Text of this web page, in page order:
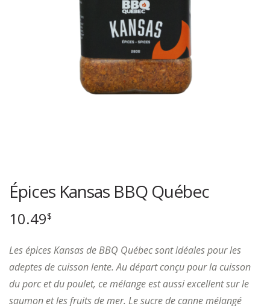
Épices Kansas BBQ Québec
10.49$
Les épices Kansas de BBQ Québec sont idéales pour les
adeptes de cuisson lente. Au départ conçu pour la cuisson
du porc et du poulet, ce mélange est aussi excellent sur le
saumon et les fruits de mer. Le sucre de canne mélangé